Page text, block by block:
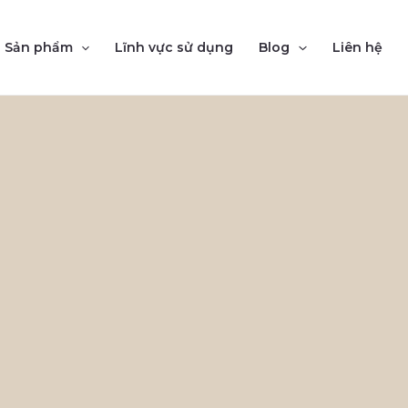
Sản phẩm Lĩnh vực sử dụng Blog Liên hệ